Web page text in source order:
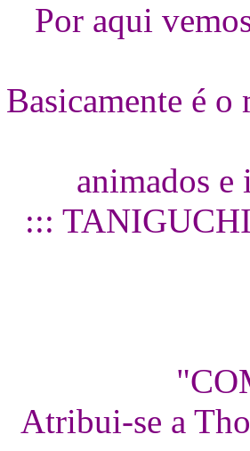
Por aqui
Basicamente é
animados e
:::
Atribui-se a